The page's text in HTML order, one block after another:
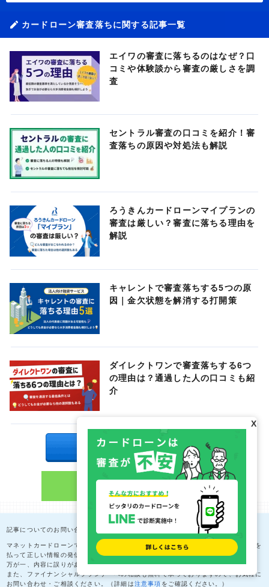
カードローン審査落ちに関する記事一覧
エイワの審査に落ちるのはなぜ？口
コミや体験談から審査の厳しさを調
査
セントラル審査の口コミを紹介！審
査落ちの原因や対処法も解説
ろうきんカードローンマイプランの
審査は厳しい？審査に落ちる理由を
解説
キャレントで審査落ちする5つの原
因｜金欠状態を解消する打開策
ダイレクトワンで審査落ちする6つ
の理由は？通過した人の口コミも紹
介
記事についてのお問い合わせ・ご相談
マネットカードローンでは、専門家の意見を取り入れながら、正確性に細心の注意を
払って正しい情報の発信を追求し続けています。
万が一、内容に誤りがある場合、真摯に向き合って修正にあたっております。
また、ファイナンシャルプランナーへの相談も無料で承っておりますので、お気軽に
お問い合わせ・ご相談ください。（詳細は注意事項 をご確認ください。）
X